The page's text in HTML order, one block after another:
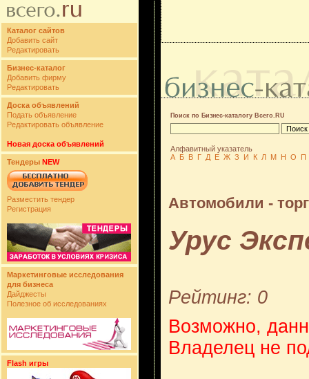
Каталог сайтов
Добавить сайт
Редактировать
Бизнес-каталог
Добавить фирму
Редактировать
Доска объявлений
Подать объявление
Редактировать объявление
Новая доска объявлений
Тендеры NEW
Разместить тендер
Регистрация
Маркетинговые исследования
для бизнеса
Дайджесты
Полезное об исследованиях
Flash игры
Поиск по Бизнес-каталогу Всего.RU
Алфавитный указатель
А Б В Г Д Е Ж З И К Л М Н О П
Автомобили -
Урус
Рейтинг: 0
Возможно,
Владелец не